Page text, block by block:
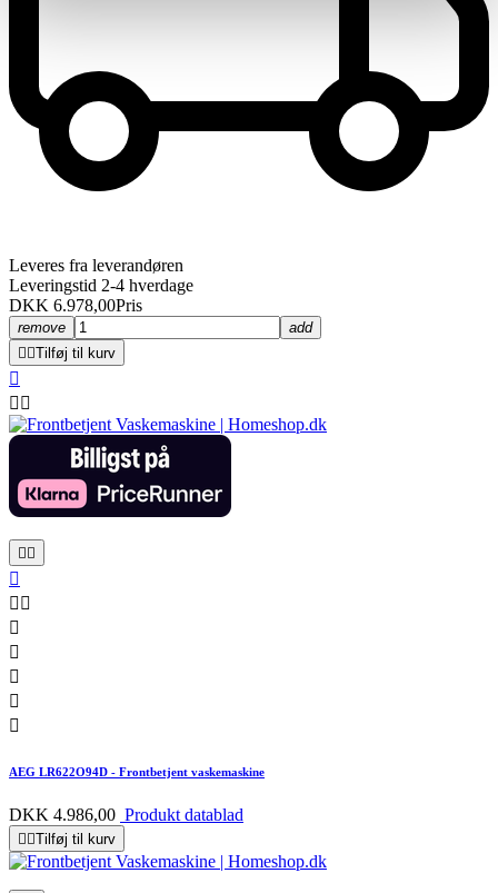
Leveres fra leverandøren
Leveringstid 2-4 hverdage
DKK 6.978,00Pris
remove
add
Tilføj til kurv

 


 





AEG LR622O94D - Frontbetjent vaskemaskine
DKK 4.986,00 Produkt datablad
 Tilføj til kurv